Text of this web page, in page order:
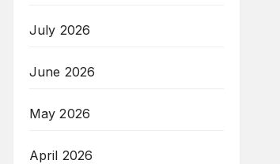
July 2026
June 2026
May 2026
April 2026